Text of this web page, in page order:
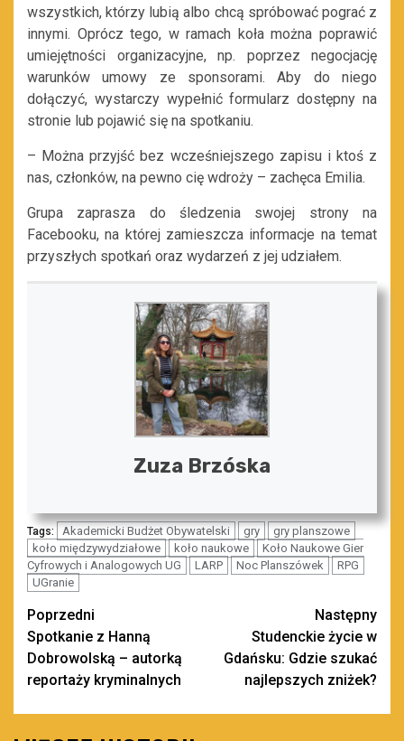
wszystkich, którzy lubią albo chcą spróbować pograć z
innymi. Oprócz tego, w ramach koła można poprawić
umiejętności organizacyjne, np. poprzez negocjację
warunków umowy ze sponsorami. Aby do niego
dołączyć, wystarczy wypełnić formularz dostępny na
stronie lub pojawić się na spotkaniu.
– Można przyjść bez wcześniejszego zapisu i ktoś z
nas, członków, na pewno cię wdroży – zachęca Emilia.
Grupa zaprasza do śledzenia swojej strony na
Facebooku, na której zamieszcza informacje na temat
przyszłych spotkań oraz wydarzeń z jej udziałem.
Zuza Brzóska
Tags: Akademicki Budżet Obywatelski gry
gry planszowe
koło międzywydziałowe
koło naukowe
Koło Naukowe Gier
Cyfrowych i Analogowych UG
LARP Noc Planszówek
RPG
UGranie
Zobacz
wpisy
Poprzedni
Spotkanie z Hanną
Dobrowolską – autorką
reportaży kryminalnych
Następny
Studenckie życie w
Gdańsku: Gdzie szukać
najlepszych zniżek?